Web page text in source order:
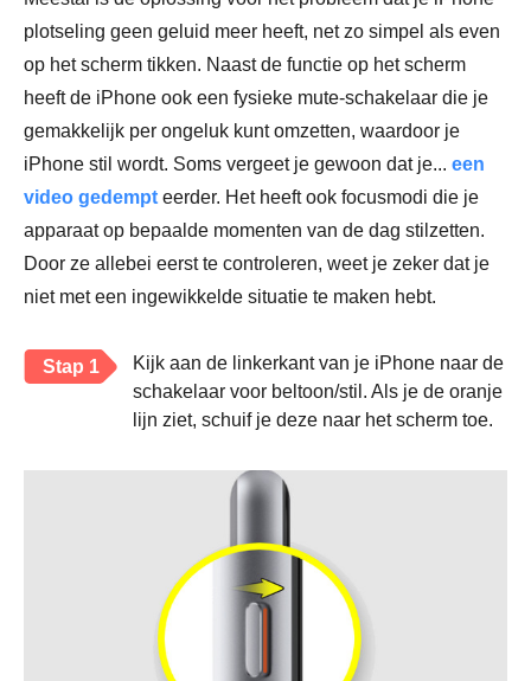
plotseling geen geluid meer heeft, net zo simpel als even
op het scherm tikken. Naast de functie op het scherm
heeft de iPhone ook een fysieke mute-schakelaar die je
gemakkelijk per ongeluk kunt omzetten, waardoor je
iPhone stil wordt. Soms vergeet je gewoon dat je... een
video gedempt eerder. Het heeft ook focusmodi die je
apparaat op bepaalde momenten van de dag stilzetten.
Door ze allebei eerst te controleren, weet je zeker dat je
niet met een ingewikkelde situatie te maken hebt.
Stap 1
Kijk aan de linkerkant van je iPhone naar de
schakelaar voor beltoon/stil. Als je de oranje
lijn ziet, schuif je deze naar het scherm toe.